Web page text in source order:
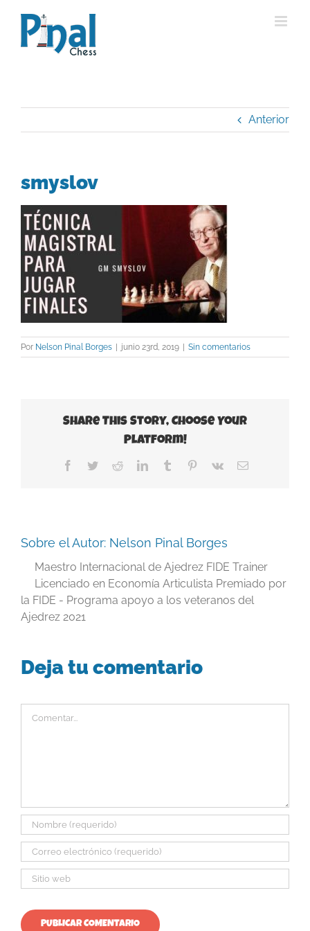
contenido
Anterior
smyslov
Por Nelson Pinal Borges | junio 23rd, 2019 | Sin comentarios
Share This Story, Choose Your
Platform!
Facebook
TwitterRedditLinkedInTumblr Pinterest
Vk
Correo
Sobre el Autor: Nelson Pinal Borges
Maestro Internacional de Ajedrez FIDE Trainer
Licenciado en Economía Articulista Premiado por
la FIDE - Programa apoyo a los veteranos del
Ajedrez 2021
Deja tu comentario